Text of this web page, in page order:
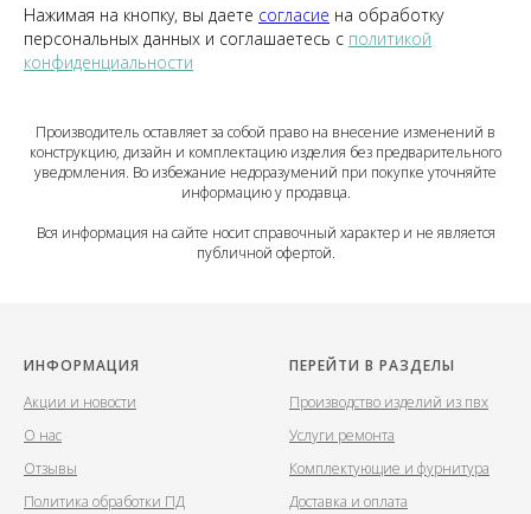
Нажимая на кнопку, вы даете согласие на обработку
персональных данных и соглашаетесь c политикой
конфиденциальности
Производитель оставляет за собой право на внесение изменений в
конструкцию, дизайн и комплектацию изделия без предварительного
уведомления. Во избежание недоразумений при покупке уточняйте
информацию у продавца.
Вся информация на сайте носит справочный характер и не является
публичной офертой.
ИНФОРМАЦИЯ
Акции и новости
О нас
Отзывы
Политика обработки ПД
ПЕРЕЙТИ В РАЗДЕЛЫ
Производство изделий из пвх
Услуги ремонта
Комплектующие и фурнитура
Доставка и оплата